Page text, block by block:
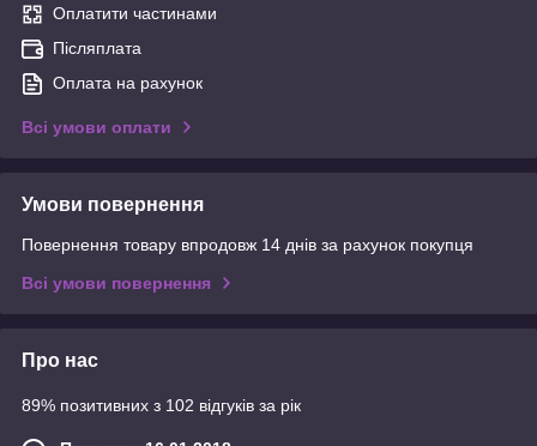
Оплатити частинами
Післяплата
Оплата на рахунок
Всі умови оплати
Умови повернення
Повернення товару впродовж 14 днів за рахунок покупця
Всі умови повернення
Про нас
89% позитивних з 102 відгуків за рік